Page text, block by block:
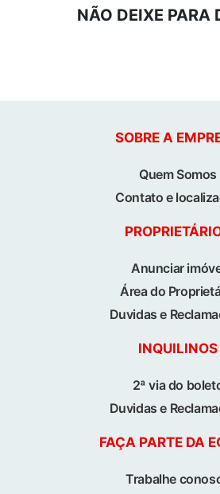
NÃO DEIXE PARA
SOBRE A
Quem Somos
Contato e
Anunciar
Área do
Duvidas e
INQUILINOS
2ª via do
Duvidas e
FAÇA PARTE DA
Trabalhe